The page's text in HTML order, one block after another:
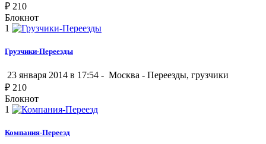
₽ 210
Блокнот
1
Грузчики-Переезды
23 января 2014 в 17:54 - Москва - Переезды, грузчики
₽ 210
Блокнот
1
Компания-Переезд